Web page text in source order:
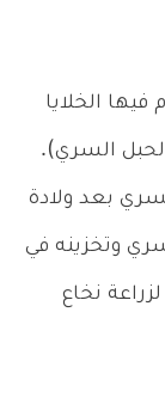
الخلايا
السري).
بعد ولادة
وتخزينه في
نخاع